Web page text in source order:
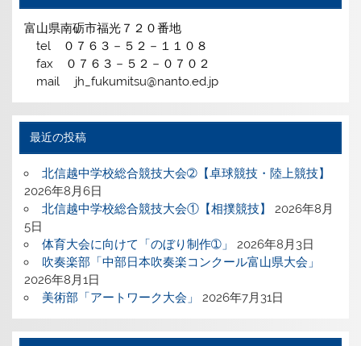
富山県南砺市福光７２０番地
tel ０７６３－５２－１１０８
fax ０７６３－５２－０７０２
mail jh_fukumitsu@nanto.ed.jp
最近の投稿
北信越中学校総合競技大会➁【卓球競技・陸上競技】
2026年8月6日
北信越中学校総合競技大会①【相撲競技】
2026年8月
5日
体育大会に向けて「のぼり制作➀」
2026年8月3日
吹奏楽部「中部日本吹奏楽コンクール富山県大会」
2026年8月1日
美術部「アートワーク大会」
2026年7月31日